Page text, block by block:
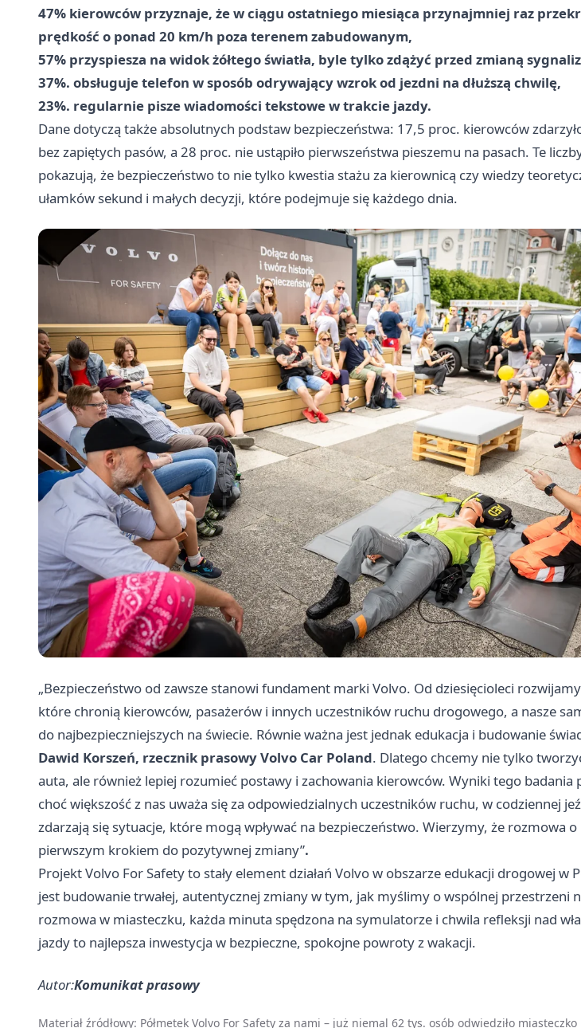
47% kierowców przyznaje, że w ciągu ostatniego miesiąca przynajmniej raz
prędkość o ponad 20 km/h poza terenem zabudowanym,
57% przyspiesza na widok żółtego światła, byle tylko zdążyć przed zmianą
37%. obsługuje telefon w sposób odrywający wzrok od jezdni na dłuższą chwilę,
23%. regularnie pisze wiadomości tekstowe w trakcie jazdy.
Dane dotyczą także absolutnych podstaw bezpieczeństwa: 17,5 proc. kierowców
bez zapiętych pasów, a 28 proc. nie ustąpiło pierwszeństwa pieszemu na pasach. Te
pokazują, że bezpieczeństwo to nie tylko kwestia stażu za kierownicą czy wiedzy
ułamków sekund i małych decyzji, które podejmuje się każdego dnia.
„Bezpieczeństwo od zawsze stanowi fundament marki Volvo. Od dziesięcioleci
które chronią kierowców, pasażerów i innych uczestników ruchu drogowego, a nasze
do najbezpieczniejszych na świecie. Równie ważna jest jednak edukacja i budowanie
Dawid Korszeń, rzecznik prasowy Volvo Car Poland. Dlatego chcemy nie tylko
auta, ale również lepiej rozumieć postawy i zachowania kierowców. Wyniki tego badania
choć większość z nas uważa się za odpowiedzialnych uczestników ruchu, w codziennej
zdarzają się sytuacje, które mogą wpływać na bezpieczeństwo. Wierzymy, że rozmowa
pierwszym krokiem do pozytywnej zmiany”.
Projekt Volvo For Safety to stały element działań Volvo w obszarze edukacji drogowej w
jest budowanie trwałej, autentycznej zmiany w tym, jak myślimy o wspólnej przestrzeni
rozmowa w miasteczku, każda minuta spędzona na symulatorze i chwila refleksji nad
jazdy to najlepsza inwestycja w bezpieczne, spokojne powroty z wakacji.
Autor:Komunikat prasowy
Materiał źródłowy: Półmetek Volvo For Safety za nami – już niemal 62 tys. osób odwiedziło